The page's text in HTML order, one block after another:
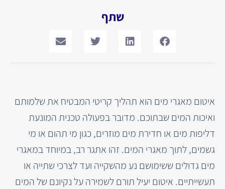
שתף
איטום מאגרי מים הוא תהליך קריטי המבטיח את שלמותם
ואיכות המים שבתוכם. מדובר בפעולה טכנית המונעת
דליפות מים או חדירת מים מוזרים, כגון מי תהום או מי
גשמים, לתוך מאגרי המים. זהו אתגר רב, במיוחד במאגרי
מים גדולים ששימושם נע מהשקייה ועד לצרכי שתייה או
תעשייתיים. איטום יעיל תורם לשמירה על נקיונם של המים